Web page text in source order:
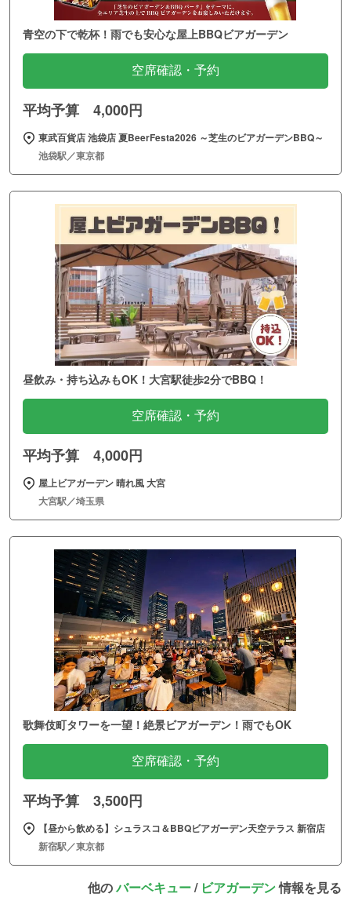
青空の下で乾杯！雨でも安心な屋上BBQビアガーデン
空席確認・予約
平均予算 4,000円
東武百貨店 池袋店 夏BeerFesta2026 ～芝生のビアガーデンBBQ～
池袋駅／東京都
昼飲み・持ち込みもOK！大宮駅徒歩2分でBBQ！
空席確認・予約
平均予算 4,000円
屋上ビアガーデン 晴れ風 大宮
大宮駅／埼玉県
歌舞伎町タワーを一望！絶景ビアガーデン！雨でもOK
空席確認・予約
平均予算 3,500円
【昼から飲める】シュラスコ＆BBQビアガーデン天空テラス 新宿店
新宿駅／東京都
他のバーベキュー/ ビアガーデン情報を見る